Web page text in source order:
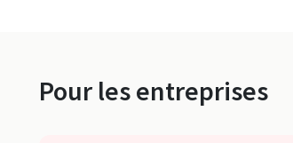
Pour les entreprises